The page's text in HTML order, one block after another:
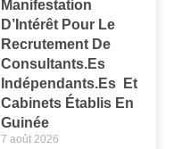
Manifestation
D’Intérêt Pour Le
Recrutement De
Consultants.es
Indépendants.es Et
Cabinets Établis En
Guinée
7 août 2026